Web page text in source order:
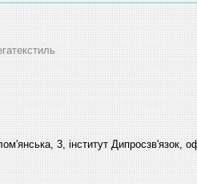
3, інститут Дипросзв'язок,